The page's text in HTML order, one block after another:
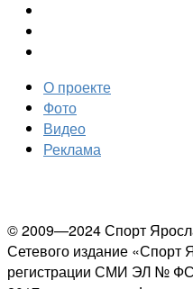
О проекте
Фото
Видео
Реклама
© 2009—2024 Спорт
Сетевого издание «Спорт
регистрации СМИ ЭЛ № ФС